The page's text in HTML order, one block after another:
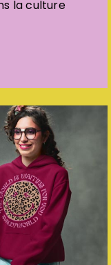
la culture